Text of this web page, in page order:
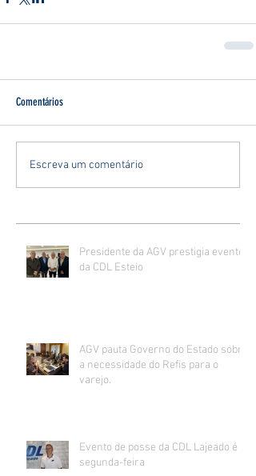
Comentários
Escreva um comentário
Presidente da AGV prestigia evento
da CDL Esteio
AGV pauta Governo do Estado sobre
a necessidade do Refis para o
varejo.
Evento de posse da CDL Lajeado é
segunda-feira